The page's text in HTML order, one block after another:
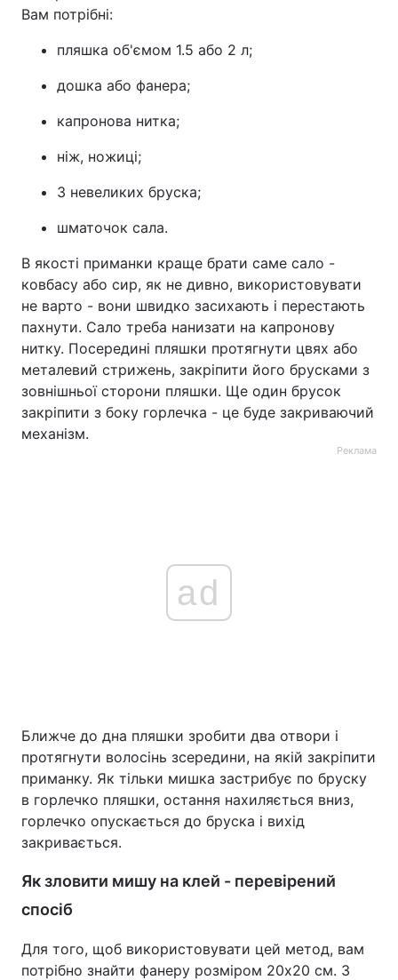
Вам потрібні:
пляшка об'ємом 1.5 або 2 л;
дошка або фанера;
капронова нитка;
ніж, ножиці;
3 невеликих бруска;
шматочок сала.
В якості приманки краще брати саме сало -
ковбасу або сир, як не дивно, використовувати
не варто - вони швидко засихають і перестають
пахнути. Сало треба нанизати на капронову
нитку. Посередині пляшки протягнути цвях або
металевий стрижень, закріпити його брусками з
зовнішньої сторони пляшки. Ще один брусок
закріпити з боку горлечка - це буде закриваючий
механізм.
Реклама
ad
Ближче до дна пляшки зробити два отвори і
протягнути волосінь зсередини, на якій закріпити
приманку. Як тільки мишка застрибує по бруску
в горлечко пляшки, остання нахиляється вниз,
горлечко опускається до бруска і вихід
закривається.
Як зловити мишу на клей - перевірений
спосіб
Для того, щоб використовувати цей метод, вам
потрібно знайти фанеру розміром 20х20 см. З